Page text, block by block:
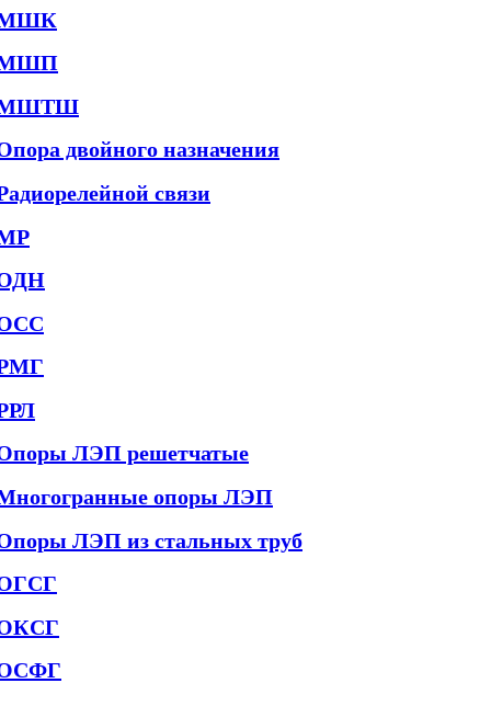
двойного назначения
связи
ЛЭП решетчатые
опоры ЛЭП
ЛЭП из стальных труб